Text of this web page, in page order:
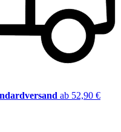
ab 52,90 €